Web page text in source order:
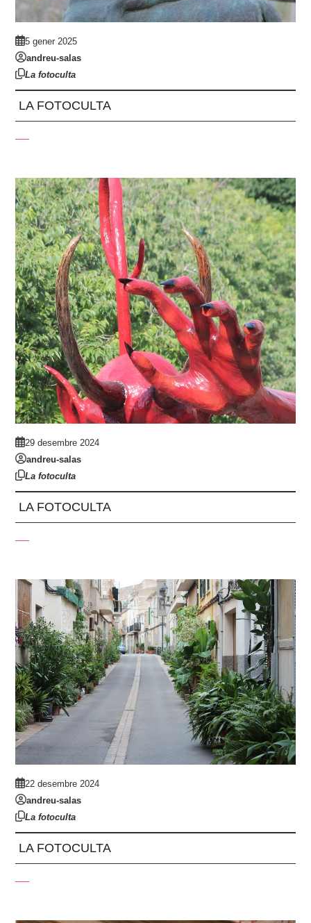
5 gener 2025
andreu-salas
La fotoculta
LA FOTOCULTA
29 desembre 2024
andreu-salas
La fotoculta
LA FOTOCULTA
22 desembre 2024
andreu-salas
La fotoculta
LA FOTOCULTA